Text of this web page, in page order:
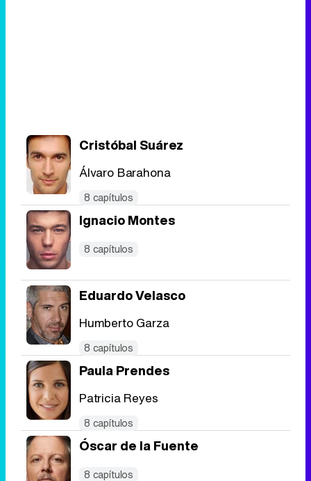
Cristóbal Suárez
Álvaro Barahona
8 capítulos
Ignacio Montes
8 capítulos
Eduardo Velasco
Humberto Garza
8 capítulos
Paula Prendes
Patricia Reyes
8 capítulos
Óscar de la Fuente
8 capítulos